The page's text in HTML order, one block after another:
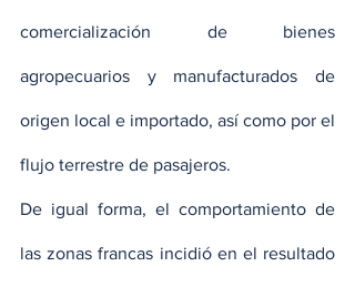
comercialización de bienes
agropecuarios y manufacturados de
origen local e importado, así como por el
flujo terrestre de pasajeros.
De igual forma, el comportamiento de
las zonas francas incidió en el resultado